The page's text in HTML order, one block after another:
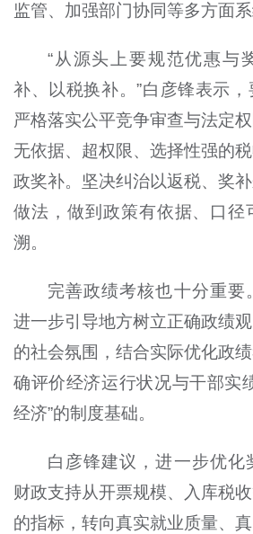
监管、加强部门协同等多方面系
“从源头上要规范优惠与
补、以税换补。”白彦锋表示，
严格落实公平竞争审查与法定
无依据、超权限、选择性强的
政奖补。坚决纠治以返税、奖
做法，做到政策有依据、口径
溯。
完善政绩考核也十分重要
进一步引导地方树立正确政绩
的社会氛围，结合实际优化政
确评价经济运行状况与干部实
经济”的制度基础。
白彦锋建议，进一步优化
财政支持从开票规模、入库税
的指标，转向真实就业质量、